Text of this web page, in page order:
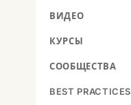
ВИДЕО
КУРСЫ
СООБЩЕСТВА
BEST PRACTICES